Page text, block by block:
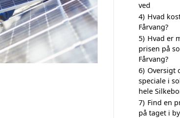
ved
4) Hvad
Fårvang?
5) Hvad er
prisen på
Fårvang?
6) Oversigt
speciale i
hele
7) Find en
på taget i